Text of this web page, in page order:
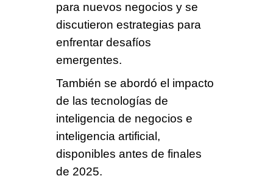
para nuevos negocios y se
discutieron estrategias para
enfrentardesafíos
emergentes.
También se abordó el impacto
de las tecnologías de
inteligencia de negocios e
inteligencia artificial,
disponibles antes de finales
de 2025.